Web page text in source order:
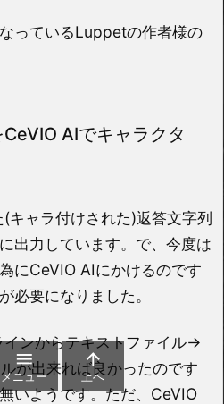
っているLuppetの作者様の
AIでキャラクタ
ャラ付けされた)返答文字列
出力しています。で、今度は
にCeVIO AIにかけるのです
必要になりました。
ンからテキストファイル→
が出来れば良かったのです
いようです。ただ、CeVIO

メニュー

上へ